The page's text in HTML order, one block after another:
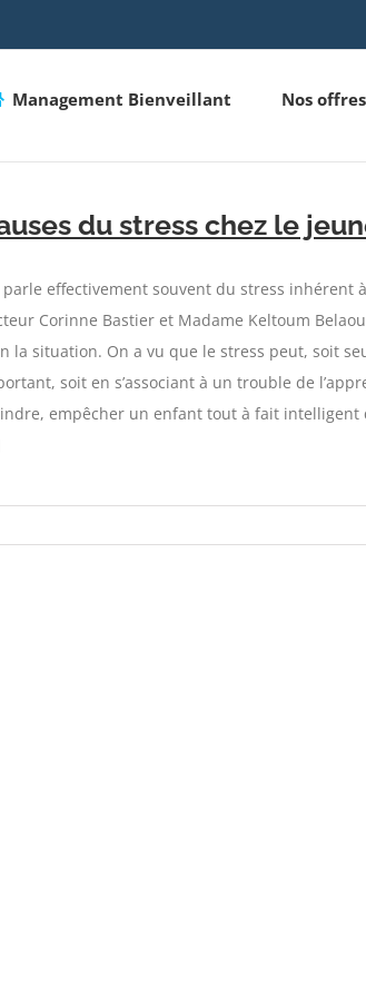
Management Bienveillant Nos offres
du stress chez le
parle effectivement souvent du stress inhérent à
Corinne Bastier et Madame Keltoum
la situation. On a vu que le stress peut, soit
soit en s’associant à un trouble de
empêcher un enfant tout à fait intelligent